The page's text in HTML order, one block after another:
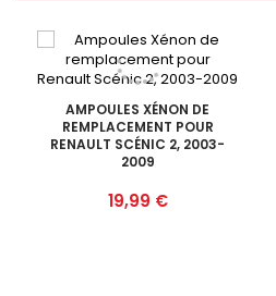
AMPOULES XÉNON DE
REMPLACEMENT POUR
RENAULT SCÉNIC 2, 2003-
2009
Prix
19,99 €